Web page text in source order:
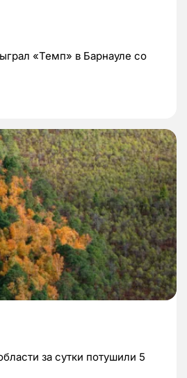
«Темп» в Барнауле со
за сутки потушили 5